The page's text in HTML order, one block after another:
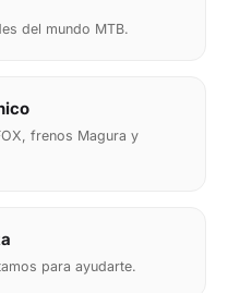
del mundo MTB.
frenos Magura y
para ayudarte.